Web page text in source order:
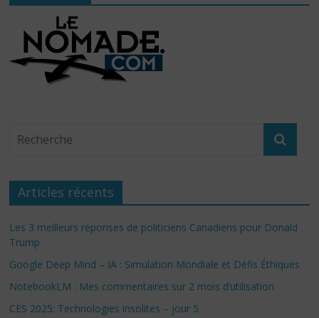
Articles récents
Les 3 meilleurs réponses de politiciens Canadiens pour Donald
Trump
Google Deep Mind – IA : Simulation Mondiale et Défis Éthiques
NotebookLM : Mes commentaires sur 2 mois d’utilisation
CES 2025: Technologies insolites – jour 5